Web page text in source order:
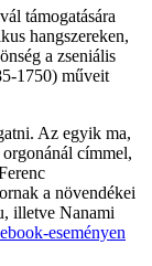
támogatására
hangszereken,
a zseniális
1750) műveit
Az egyik ma,
címmel,
a növendékei
illetve Nanami
eseményen